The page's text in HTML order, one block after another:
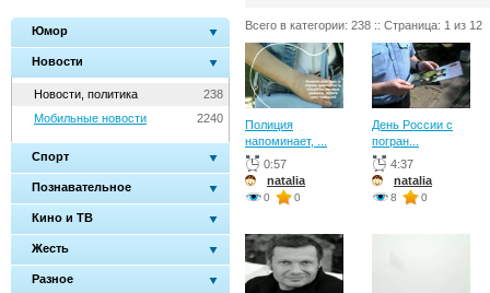
Юмор
Новости
238
Новости, политика
2240
Мобильные новости
Спорт
Познавательное
Кино и ТВ
Жесть
Разное
Всего в категории: 238 :: Страница: 1 из 12
Полиция
напоминает, ...
0:57
natalia
0 0
День России с
погран...
4:37
natalia
8 0